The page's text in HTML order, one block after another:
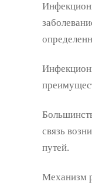
связь
путей.
Механизм